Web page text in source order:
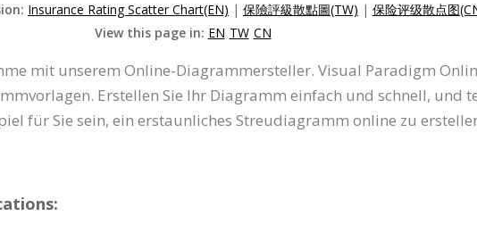
Insurance Rating Scatter Chart(EN) | 保險評級散點圖(TW) | 保险评级散点图
View this page in: EN TW CN
mit unserem Online-Diagrammersteller. Visual Paradigm
Erstellen Sie Ihr Diagramm einfach und schnell, und
für Sie sein, ein erstaunliches Streudiagramm online zu